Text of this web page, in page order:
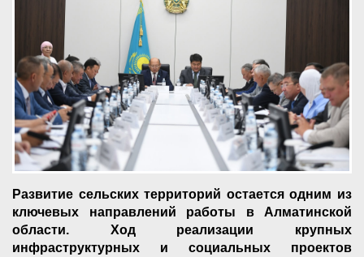
Развитие сельских территорий остается одним из
ключевых направлений работы в Алматинской
области. Ход реализации крупных
инфраструктурных и социальных проектов